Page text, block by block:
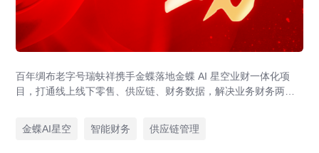
百年绸布老字号瑞蚨祥携手金蝶落地金蝶 AI 星空业财一体化项
目，打通线上线下零售、供应链、财务数据，解决业务财务两张
金蝶AI星空
智能财务 供应链管理